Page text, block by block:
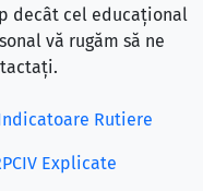
decât cel educațional
vă rugăm să ne
Rutiere
Explicate